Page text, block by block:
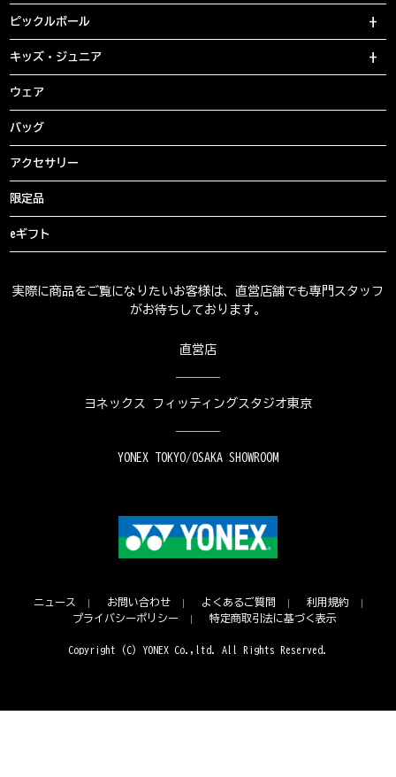
ピックルボール
キッズ・ジュニア
ウェア
バッグ
アクセサリー
限定品
eギフト
実際に商品をご覧になりたいお客様は、直営店舗でも専門スタッフ
がお待ちしております。
直営店
ヨネックス フィッティングスタジオ東京
YONEX TOKYO/OSAKA SHOWROOM
ニュース お問い合わせ よくあるご質問
利用規約
プライバシーポリシー
特定商取引法に基づく表示
Copyright (C) YONEX Co.,ltd. All Rights Reserved.